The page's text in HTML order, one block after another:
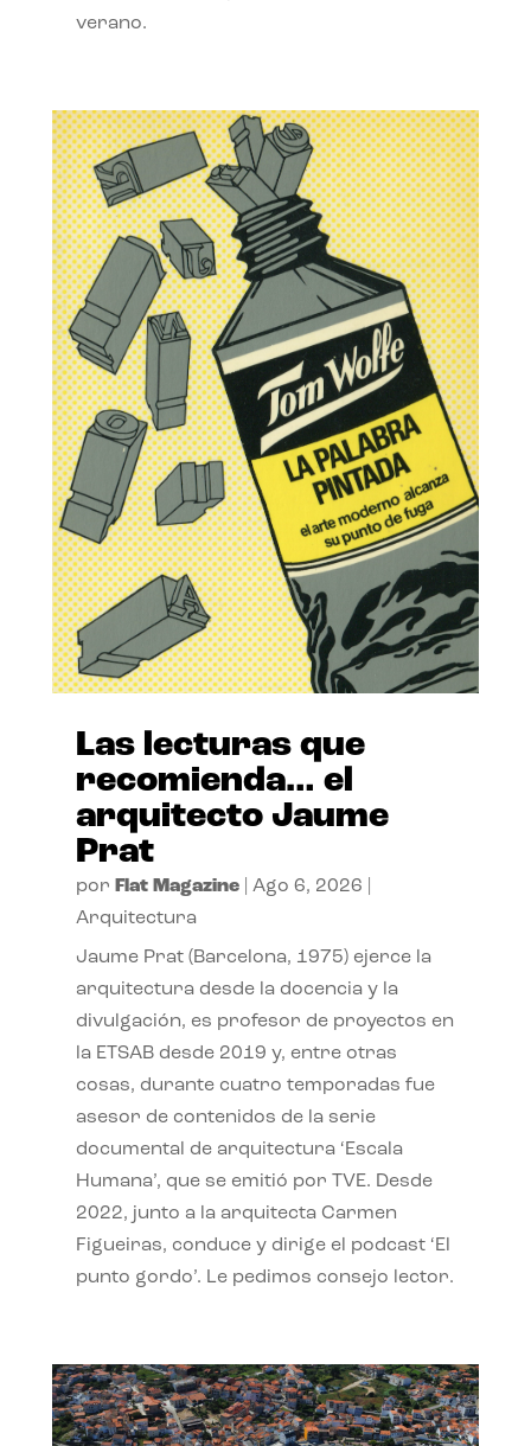
verano.
Las lecturas que
recomienda… el
arquitecto Jaume
Prat
por Flat Magazine| Ago 6, 2026
Arquitectura
Jaume Prat (Barcelona, 1975) ejerce la
arquitectura desde la docencia y la
divulgación, es profesor de proyectos en
la ETSAB desde 2019 y, entre otras
cosas, durante cuatro temporadas fue
asesor de contenidos de la serie
documental de arquitectura ‘Escala
Humana’, que se emitió por TVE. Desde
2022, junto a la arquitecta Carmen
Figueiras, conduce y dirige el podcast ‘El
punto gordo’. Le pedimos consejo lector.